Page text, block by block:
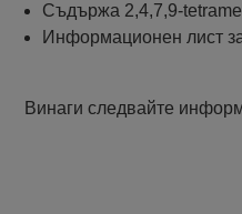
Съдържа 2,4,7,9-
Информационен лист
Винаги следвайте